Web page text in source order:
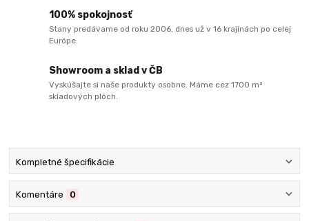
100% spokojnosť
Stany predávame od roku 2006, dnes už v 16 krajinách po celej
Európe.
Showroom a sklad v ČB
Vyskúšajte si naše produkty osobne. Máme cez 1700 m²
skladových plôch.
Kompletné špecifikácie
Komentáre 0